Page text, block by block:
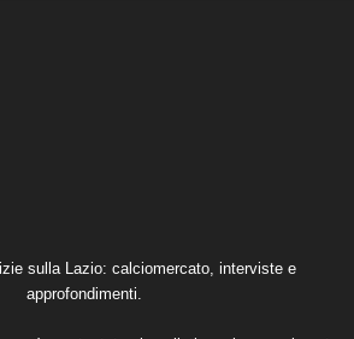
sulla Lazio: calciomercato, interviste e
approfondimenti.